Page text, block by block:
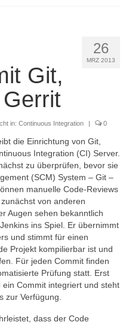
26
MRZ 2013
Git,
in: Continuous Integration | 0
die Einrichtung von Git,
Integration (CI) Server.
zu überprüfen, bevor sie
(SCM) System – Git –
manuelle Code-Reviews
von anderen
Augen sehen bekanntlich
ins Spiel. Er übernimmt
und stimmt für einen
Projekt kompilierbar ist und
Für jeden Commit finden
Prüfung statt. Erst
Commit integriert und steht
zur Verfügung.
dass der Code